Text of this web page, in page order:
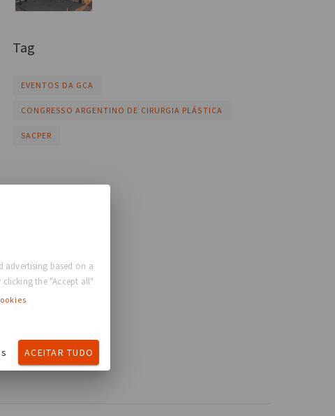
Tag
EVENTOS DA GCA
CONGRESSO ARGENTINO DE CIRURGIA PLÁSTICA
SACPER
advertising based on a
the "Accept all"
ACEITAR TUDO